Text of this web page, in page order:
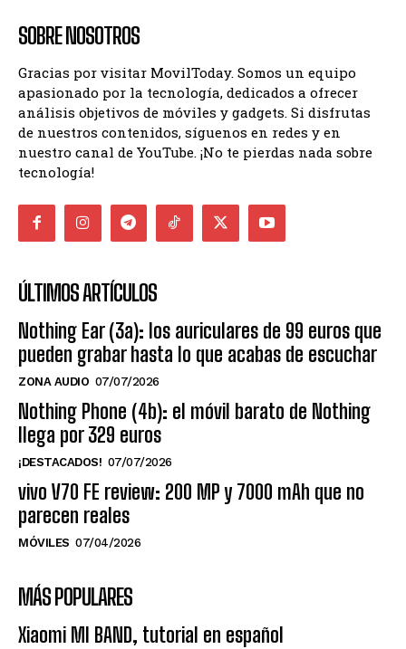
SOBRE NOSOTROS
Gracias por visitar MovilToday. Somos un equipo
apasionado por la tecnología, dedicados a ofrecer
análisis objetivos de móviles y gadgets. Si disfrutas
de nuestros contenidos, síguenos en redes y en
nuestro canal de YouTube. ¡No te pierdas nada sobre
tecnología!
ÚLTIMOS ARTÍCULOS
Nothing Ear (3a): los auriculares de 99 euros que
pueden grabar hasta lo que acabas de escuchar
ZONA AUDIO 07/07/2026
Nothing Phone (4b): el móvil barato de Nothing
llega por 329 euros
¡DESTACADOS! 07/07/2026
vivo V70 FE review: 200 MP y 7000 mAh que no
parecen reales
MÓVILES 07/04/2026
MÁS POPULARES
Xiaomi MI BAND, tutorial en español